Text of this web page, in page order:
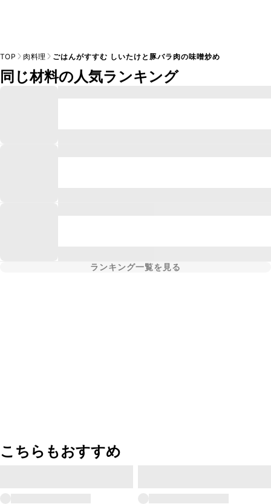
TOP 肉料理 ごはんがすすむ しいたけと豚バラ肉の味噌炒め
同じ材料の人気ランキング
ランキング一覧を見る
こちらもおすすめ